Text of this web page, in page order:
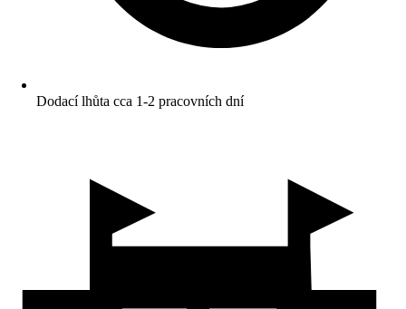
Dodací lhůta cca 1-2 pracovních dní